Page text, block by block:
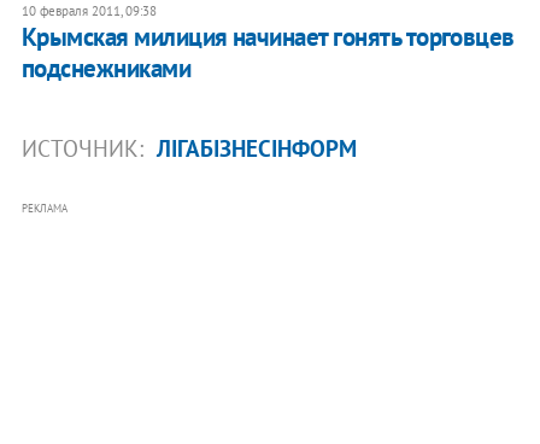
10 февраля 2011, 09:38
Крымская милиция начинает гонять торговцев
подснежниками
ИСТОЧНИК: ЛІГАБІЗНЕСІНФОРМ
РЕКЛАМА